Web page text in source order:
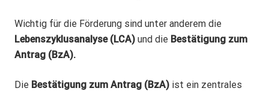
Wichtig für die Förderung sind unter anderem die
Lebenszyklusanalyse (LCA) und die Bestätigung zum
Antrag (BzA).
Die Bestätigung zum Antrag (BzA) ist ein zentrales